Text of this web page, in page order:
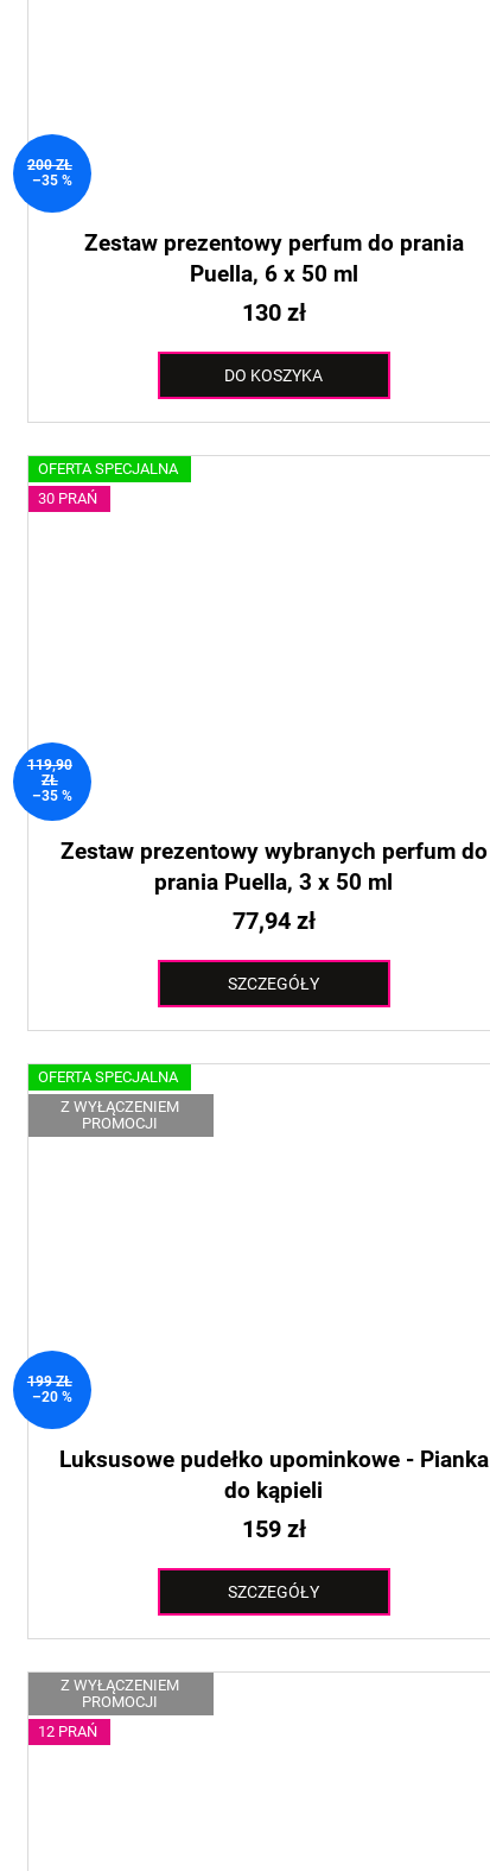
200 ZŁ
–35 %
Zestaw prezentowy perfum do prania
Puella, 6 x 50 ml
130 zł
DO KOSZYKA
OFERTA SPECJALNA
30 PRAŃ
119,90
ZŁ
–35 %
Zestaw prezentowy wybranych perfum do
prania Puella, 3 x 50 ml
77,94 zł
SZCZEGÓŁY
OFERTA SPECJALNA
Z WYŁĄCZENIEM
PROMOCJI
199 ZŁ
–20 %
Luksusowe pudełko upominkowe - Pianka
do kąpieli
159 zł
SZCZEGÓŁY
Z WYŁĄCZENIEM
PROMOCJI
12 PRAŃ